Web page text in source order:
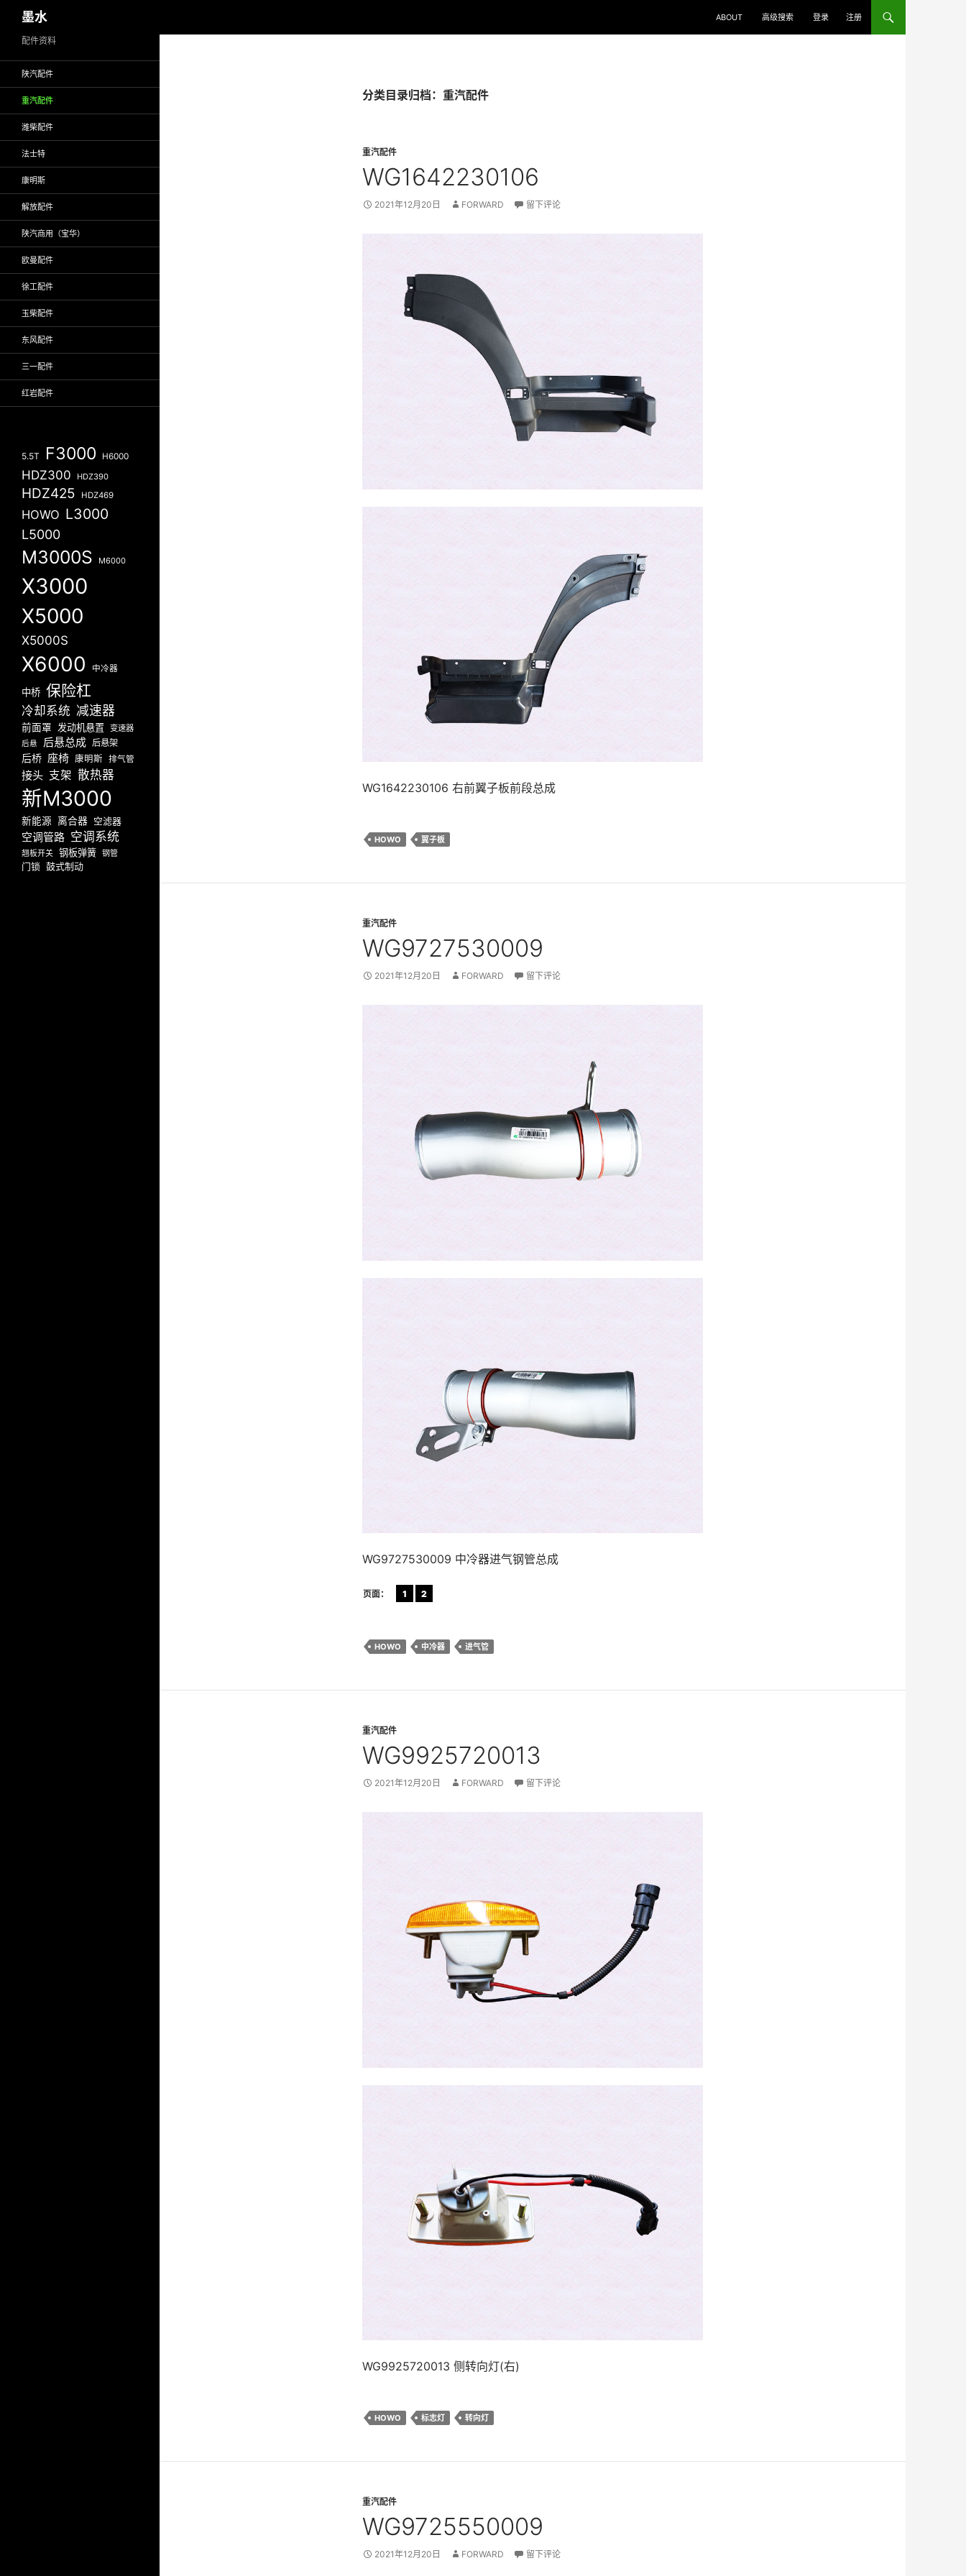
至
墨水 ABOUT 高级搜索 登录 注册
分类目录归档：重汽配件
重汽配件
WG1642230106
2021年12月20日 FORWARD 留下评论
WG1642230106 右前翼子板前段总成
HOWO 翼子板
重汽配件
WG9727530009
2021年12月20日 FORWARD 留下评论
WG9727530009 中冷器进气钢管总成
页面： 1 2
HOWO 中冷器 进气管
重汽配件
WG9925720013
2021年12月20日 FORWARD 留下评论
WG9925720013 侧转向灯(右)
HOWO 标志灯 转向灯
重汽配件
WG9725550009
2021年12月20日 FORWARD 留下评论
配件资料
陕汽配件
重汽配件
潍柴配件
法士特
康明斯
解放配件
陕汽商用（宝华）
欧曼配件
徐工配件
玉柴配件
东风配件
三一配件
红岩配件
5.5T F3000 H6000
HDZ300 HDZ390
HDZ425 HDZ469
HOWO L3000
L5000
M3000S M6000
X3000
X5000
X5000S
X6000 中冷器
中桥 保险杠
冷却系统 减速器
前面罩 发动机悬置 变速器
后悬 后悬总成 后悬架
后桥 座椅 康明斯 排气管
接头 支架 散热器
新M3000
新能源 离合器 空滤器
空调管路 空调系统
翘板开关 钢板弹簧 钢管
门锁 鼓式制动